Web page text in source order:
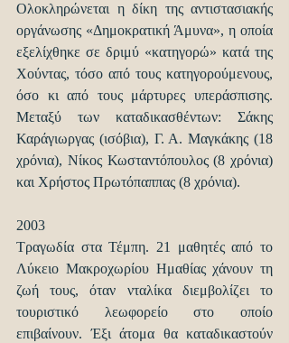
Ολοκληρώνεται η δίκη της αντιστασιακής
οργάνωσης «Δημοκρατική Άμυνα», η οποία
εξελίχθηκε σε δριμύ «κατηγορώ» κατά της
Χούντας, τόσο από τους κατηγορούμενους,
όσο κι από τους μάρτυρες υπεράσπισης.
Μεταξύ των καταδικασθέντων: Σάκης
Καράγιωργας (ισόβια), Γ. Α. Μαγκάκης (18
χρόνια), Νίκος Κωσταντόπουλος (8 χρόνια)
και Χρήστος Πρωτόπαππας (8 χρόνια).
2003
Τραγωδία στα Τέμπη. 21 μαθητές από το
Λύκειο Μακροχωρίου Ημαθίας χάνουν τη
ζωή τους, όταν νταλίκα διεμβολίζει το
τουριστικό λεωφορείο στο οποίο
επιβαίνουν. Έξι άτομα θα καταδικαστούν